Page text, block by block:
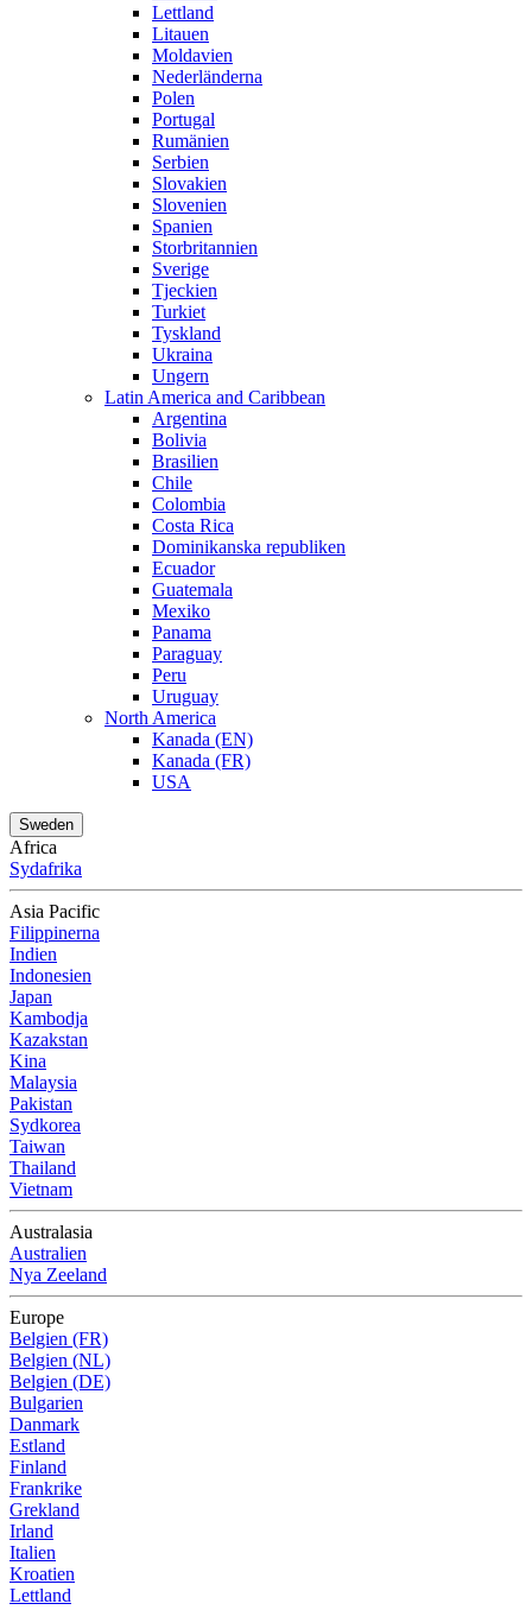
Lettland
Litauen
Moldavien
Nederländerna
Polen
Portugal
Rumänien
Serbien
Slovakien
Slovenien
Spanien
Storbritannien
Sverige
Tjeckien
Turkiet
Tyskland
Ukraina
Ungern
Latin America and Caribbean
Argentina
Bolivia
Brasilien
Chile
Colombia
Costa Rica
Dominikanska republiken
Ecuador
Guatemala
Mexiko
Panama
Paraguay
Peru
Uruguay
North America
Kanada (EN)
Kanada (FR)
USA
Sweden
Africa
Sydafrika
Asia Pacific
Filippinerna
Indien
Indonesien
Japan
Kambodja
Kazakstan
Kina
Malaysia
Pakistan
Sydkorea
Taiwan
Thailand
Vietnam
Australasia
Australien
Nya Zeeland
Europe
Belgien (FR)
Belgien (NL)
Belgien (DE)
Bulgarien
Danmark
Estland
Finland
Frankrike
Grekland
Irland
Italien
Kroatien
Lettland